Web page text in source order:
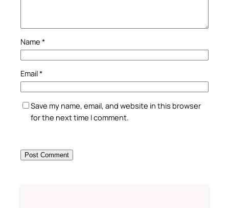
Name *
Email*
Save my name, email, and website in this browser
for the next time I comment.